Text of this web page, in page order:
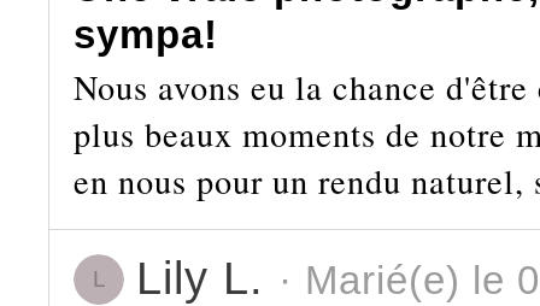
sympa!
Nous avons eu la chance
plus beaux moments de notre
en nous pour un rendu naturel,
L Lily L. · Marié(e) le